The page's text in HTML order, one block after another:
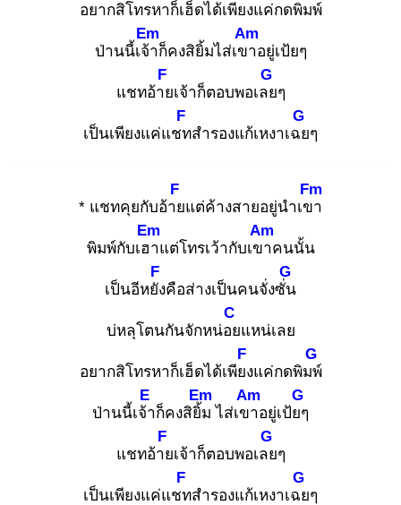
อยากสิโทรหาก็เฮ็ดได้เพียงแค่กดพิมพ์
ป่านนี้เจ้า
Em
ก็คงสิยิ้มไส่เขา
Am
อยู่เป้ยๆ
แชทอ้าย
F
เจ้าก็ตอบพอเลย
G
ๆ
เป็นเพียงแค่แชท
F
สำรองแก้เหงาเฉย
G
ๆ
* แชทคุยกับอ้าย
F
แต่ค้างสายอยู่นำเขา
Fm
พิมพ์กับเฮา
Em
แต่โทรเว้ากับเขา
Am
คนนั้น
เป็นอีหยัง
F
คือส่างเป็นคนจั่งซั่น
G
บ่หลุโตนกันจักหน่อย
C
แหน่เลย
อยากสิโทรหาก็เฮ็ดได้เพียง
F
แค่กดพิมพ์
G
ป่านนี้เจ้า
E
ก็คงสิยิ้ม
Em
ไส่เขา
Am
อยู่เป้ยๆ
G
แชทอ้าย
F
เจ้าก็ตอบพอเลย
G
ๆ
เป็นเพียงแค่แชท
F
สำรองแก้เหงาเฉย
G
ๆ